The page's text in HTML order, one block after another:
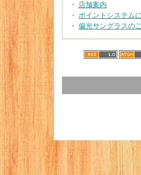
・ 店舗案内
・ ポイントシステム
・ 偏光サングラスの